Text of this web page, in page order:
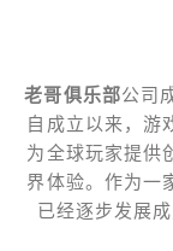
老哥俱乐部公司
自成立以来，游
为全球玩家提供
界体验。作为一
已经逐步发展